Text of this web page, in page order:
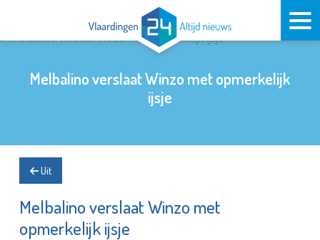
Melbalino verslaat Winzo met opmerkelijk
ijsje
Uit
Melbalino verslaat Winzo met
opmerkelijk ijsje